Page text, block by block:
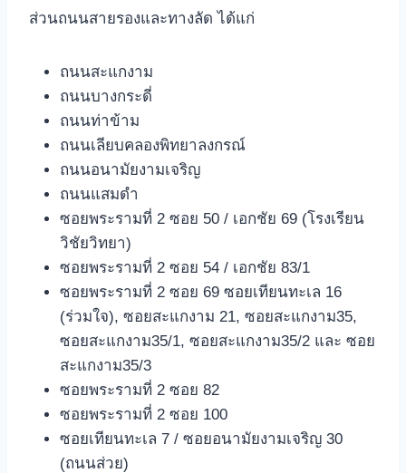
ส่วนถนนสายรองและทางลัด ได้แก่
ถนนสะแกงาม
ถนนบางกระดี่
ถนนท่าข้าม
ถนนเลียบคลองพิทยาลงกรณ์
ถนนอนามัยงามเจริญ
ถนนแสมดำ
ซอยพระรามที่ 2 ซอย 50 / เอกชัย 69 (โรงเรียน
วิชัยวิทยา)
ซอยพระรามที่ 2 ซอย 54 / เอกชัย 83/1
ซอยพระรามที่ 2 ซอย 69 ซอยเทียนทะเล 16
(ร่วมใจ), ซอยสะแกงาม 21, ซอยสะแกงาม35,
ซอยสะแกงาม35/1, ซอยสะแกงาม35/2 และ ซอย
สะแกงาม35/3
ซอยพระรามที่ 2 ซอย 82
ซอยพระรามที่ 2 ซอย 100
ซอยเทียนทะเล 7 / ซอยอนามัยงามเจริญ 30
(ถนนส่วย)